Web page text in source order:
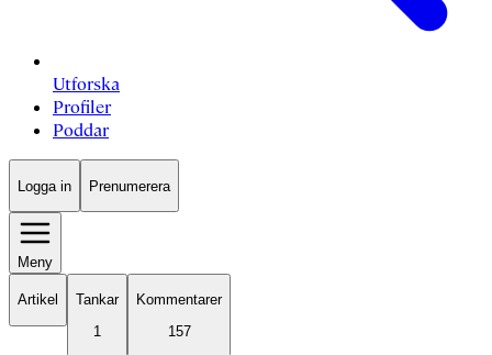
Utforska
Profiler
Poddar
Logga in Prenumerera
Meny
Artikel
Tankar
1
Kommentarer
157